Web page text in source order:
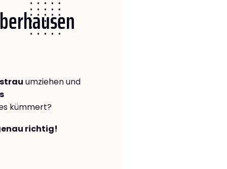
umziehen und
kümmert?
richtig!